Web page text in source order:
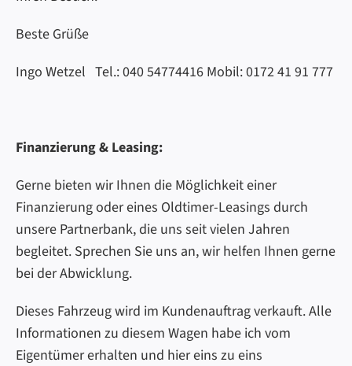
Beste Grüße
Ingo Wetzel Tel.: 040 54774416 Mobil: 0172 41 91 777
Finanzierung & Leasing:
Gerne bieten wir Ihnen die Möglichkeit einer
Finanzierung oder eines Oldtimer-Leasings durch
unsere Partnerbank, die uns seit vielen Jahren
begleitet. Sprechen Sie uns an, wir helfen Ihnen gerne
bei der Abwicklung.
Dieses Fahrzeug wird im Kundenauftrag verkauft. Alle
Informationen zu diesem Wagen habe ich vom
Eigentümer erhalten und hier eins zu eins